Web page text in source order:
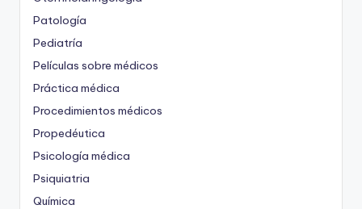
Patología
Pediatría
Películas sobre médicos
Práctica médica
Procedimientos médicos
Propedéutica
Psicología médica
Psiquiatria
Química